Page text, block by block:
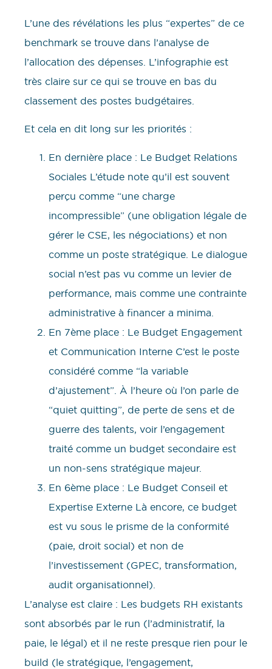
L’une des révélations les plus “expertes” de ce
benchmark se trouve dans l’analyse de
l’allocation des dépenses. L’infographie est
très claire sur ce qui se trouve en bas du
classement des postes budgétaires.
Et cela en dit long sur les priorités :
En dernière place : Le Budget Relations
Sociales L’étude note qu’il est souvent
perçu comme “une charge
incompressible” (une obligation légale de
gérer le CSE, les négociations) et non
comme un poste stratégique. Le dialogue
social n’est pas vu comme un levier de
performance, mais comme une contrainte
administrative à financer a minima.
En 7ème place : Le Budget Engagement
et Communication Interne C’est le poste
considéré comme “la variable
d’ajustement”. À l’heure où l’on parle de
“quiet quitting”, de perte de sens et de
guerre des talents, voir l’engagement
traité comme un budget secondaire est
un non-sens stratégique majeur.
En 6ème place : Le Budget Conseil et
Expertise Externe Là encore, ce budget
est vu sous le prisme de la conformité
(paie, droit social) et non de
l’investissement (GPEC, transformation,
audit organisationnel).
L’analyse est claire : Les budgets RH existants
sont absorbés par le run (l’administratif, la
paie, le légal) et il ne reste presque rien pour le
build (le stratégique, l’engagement,